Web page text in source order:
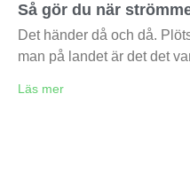
Så gör du när
Det händer då och då.
man på landet är det det
Läs mer